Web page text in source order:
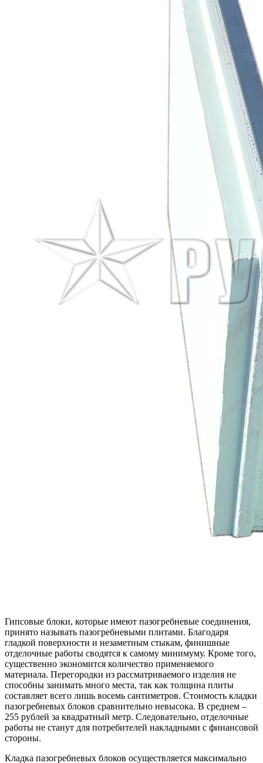
Гипсовые блоки, которые имеют пазогребневые соединения,
принято называть пазогребневыми плитами. Благодаря
гладкой поверхности и незаметным стыкам, финишные
отделочные работы сводятся к самому минимуму. Кроме того,
существенно экономится количество применяемого
материала. Перегородки из рассматриваемого изделия не
способны занимать много места, так как толщина плиты
составляет всего лишь восемь сантиметров. Стоимость кладки
пазогребневых блоков сравнительно невысока. В среднем –
255 рублей за квадратный метр. Следовательно, отделочные
работы не станут для потребителей накладными с финансовой
стороны.
Кладка пазогребневых блоков осуществляется максимально